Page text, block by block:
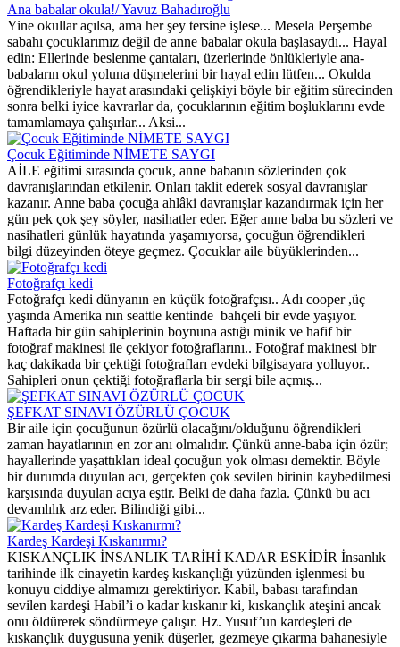
Ana babalar okula!/ Yavuz Bahadıroğlu
Yine okullar açılsa, ama her şey tersine işlese... Mesela Perşembe
sabahı çocuklarımız değil de anne babalar okula başlasaydı... Hayal
edin: Ellerinde beslenme çantaları, üzerlerinde önlükleriyle ana-
babaların okul yoluna düşmelerini bir hayal edin lütfen... Okulda
öğrendikleriyle hayat arasındaki çelişkiyi böyle bir eğitim sürecinden
sonra belki iyice kavrarlar da, çocuklarının eğitim boşluklarını evde
tamamlamaya çalışırlar... Aksi...
Çocuk Eğitiminde NİMETE SAYGI
AİLE eğitimi sırasında çocuk, anne babanın sözlerinden çok
davranışlarından etkilenir. Onları taklit ederek sosyal davranışlar
kazanır. Anne baba çocuğa ahlâki davranışlar kazandırmak için her
gün pek çok şey söyler, nasihatler eder. Eğer anne baba bu sözleri ve
nasihatleri günlük hayatında yaşamıyorsa, çocuğun öğrendikleri
bilgi düzeyinden öteye geçmez. Çocuklar aile büyüklerinden...
Fotoğrafçı kedi
Fotoğrafçı kedi dünyanın en küçük fotoğrafçısı.. Adı cooper ,üç
yaşında Amerika nın seattle kentinde bahçeli bir evde yaşıyor.
Haftada bir gün sahiplerinin boynuna astığı minik ve hafif bir
fotoğraf makinesi ile çekiyor fotoğraflarını.. Fotoğraf makinesi bir
kaç dakikada bir çektiği fotoğrafları evdeki bilgisayara yolluyor..
Sahipleri onun çektiği fotoğraflarla bir sergi bile açmış...
ŞEFKAT SINAVI ÖZÜRLÜ ÇOCUK
Bir aile için çocuğunun özürlü olacağını/olduğunu öğrendikleri
zaman hayatlarının en zor anı olmalıdır. Çünkü anne-baba için özür;
hayallerinde yaşattıkları ideal çocuğun yok olması demektir. Böyle
bir durumda duyulan acı, gerçekten çok sevilen birinin kaybedilmesi
karşısında duyulan acıya eştir. Belki de daha fazla. Çünkü bu acı
devamlılık arz eder. Bilindiği gibi...
Kardeş Kardeşi Kıskanırmı?
KISKANÇLIK İNSANLIK TARİHİ KADAR ESKİDİR İnsanlık
tarihinde ilk cinayetin kardeş kıskançlığı yüzünden işlenmesi bu
konuyu ciddiye almamızı gerektiriyor. Kabil, babası tarafından
sevilen kardeşi Habil’i o kadar kıskanır ki, kıskançlık ateşini ancak
onu öldürerek söndürmeye çalışır. Hz. Yusuf’un kardeşleri de
kıskançlık duygusuna yenik düşerler, gezmeye çıkarma bahanesiyle